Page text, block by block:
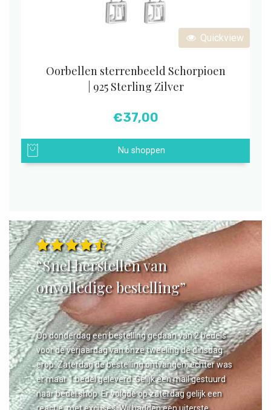
Quickview
Oorbellen sterrenbeeld Schorpioen
| 925 Sterling Zilver
€37,00
Nu shoppen
“Snel herstellen van
onvolledige bestelling”
Op donderdag een bestelling gedaan van 2 bedels
voor de verjaardag van onze tweeling de dinsdag
erop. Zaterdag de bestelling ontvangen, echter was
er maar 1 bedel geleverd. Gelijk een mail gestuurd
naar bedel.shop. Er volgde op zaterdag gelijk een
reactie, met excuses. Wij hadden een uiterste